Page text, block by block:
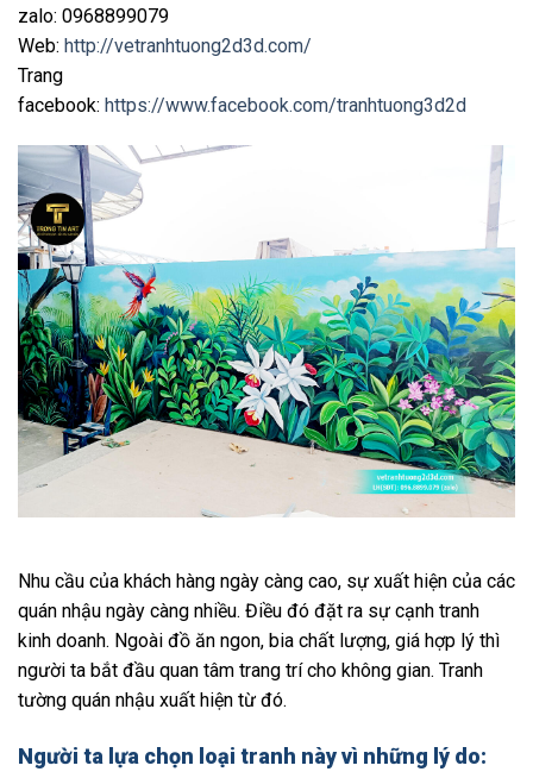
zalo: 0968899079
Web: http://vetranhtuong2d3d.com/
Trang
facebook: https://www.facebook.com/tranhtuong3d2d
Nhu cầu của khách hàng ngày càng cao, sự xuất hiện của các
quán nhậu ngày càng nhiều. Điều đó đặt ra sự cạnh tranh
kinh doanh. Ngoài đồ ăn ngon, bia chất lượng, giá hợp lý thì
người ta bắt đầu quan tâm trang trí cho không gian. Tranh
tường quán nhậu xuất hiện từ đó.
Người ta lựa chọn loại tranh này vì những lý do: